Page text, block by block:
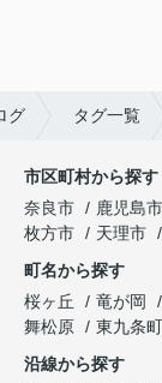
グ タグ一覧
市区町村から探す
奈良市
鹿児島市
枚方市
天理市
町名から探す
桜ヶ丘
竜が岡
舞松原
東九条町
沿線から探す